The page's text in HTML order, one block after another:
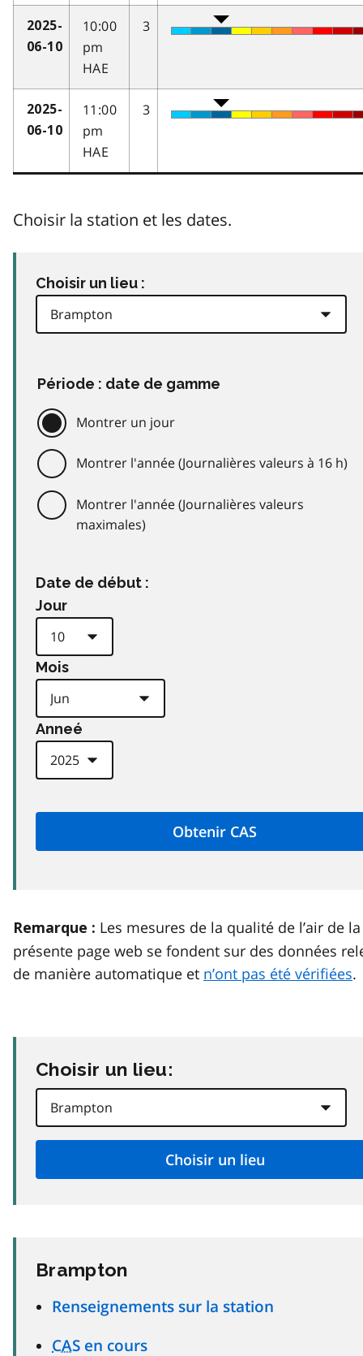
2025-
06-10
10:00
pm
HAE
3
2025-
06-10
11:00
pm
HAE
3
Choisir la station et les dates.
Choisir un lieu :
Période : date de gamme
Montrer un jour
Montrer l'année (Journalières valeurs à 16 h)
Montrer l'année (Journalières valeurs
maximales)
Date de début :
Jour
Mois
Anneé
Remarque : Les mesures de la qualité de l’air de la
présente page web se fondent sur des données
de manière automatique et n’ont pas été vérifiées.
Choisir un lieu:
Brampton
Renseignements sur la station
CAS en cours